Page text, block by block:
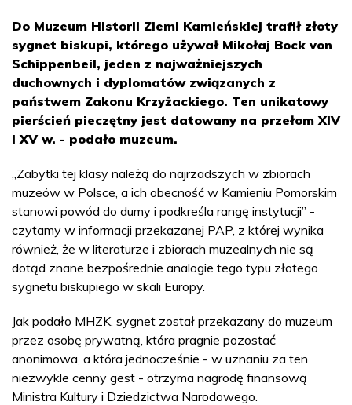
Do Muzeum Historii Ziemi Kamieńskiej trafił złoty
sygnet biskupi, którego używał Mikołaj Bock von
Schippenbeil, jeden z najważniejszych
duchownych i dyplomatów związanych z
państwem Zakonu Krzyżackiego. Ten unikatowy
pierścień pieczętny jest datowany na przełom XIV
i XV w. - podało muzeum.
„Zabytki tej klasy należą do najrzadszych w zbiorach
muzeów w Polsce, a ich obecność w Kamieniu Pomorskim
stanowi powód do dumy i podkreśla rangę instytucji” -
czytamy w informacji przekazanej PAP, z której wynika
również, że w literaturze i zbiorach muzealnych nie są
dotąd znane bezpośrednie analogie tego typu złotego
sygnetu biskupiego w skali Europy.
Jak podało MHZK, sygnet został przekazany do muzeum
przez osobę prywatną, która pragnie pozostać
anonimowa, a która jednocześnie - w uznaniu za ten
niezwykle cenny gest - otrzyma nagrodę finansową
Ministra Kultury i Dziedzictwa Narodowego.